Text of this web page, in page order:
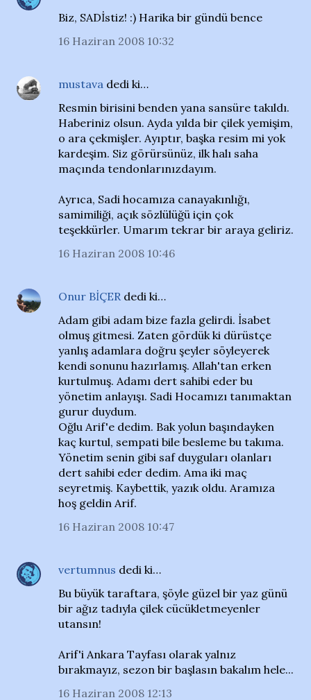
Biz, SADİstiz! :) Harika bir gündü bence
16 Haziran 2008 10:32
mustava dedi ki…
Resmin birisini benden yana sansüre takıldı.
Haberiniz olsun. Ayda yılda bir çilek yemişim,
o ara çekmişler. Ayıptır, başka resim mi yok
kardeşim. Siz görürsünüz, ilk halı saha
maçında tendonlarınızdayım.
Ayrıca, Sadi hocamıza canayakınlığı,
samimiliği, açık sözlülüğü için çok
teşekkürler. Umarım tekrar bir araya geliriz.
16 Haziran 2008 10:46
Onur BİÇER dedi ki…
Adam gibi adam bize fazla gelirdi. İsabet
olmuş gitmesi. Zaten gördük ki dürüstçe
yanlış adamlara doğru şeyler söyleyerek
kendi sonunu hazırlamış. Allah'tan erken
kurtulmuş. Adamı dert sahibi eder bu
yönetim anlayışı. Sadi Hocamızı tanımaktan
gurur duydum.
Oğlu Arif'e dedim. Bak yolun başındayken
kaç kurtul, sempati bile besleme bu takıma.
Yönetim senin gibi saf duyguları olanları
dert sahibi eder dedim. Ama iki maç
seyretmiş. Kaybettik, yazık oldu. Aramıza
hoş geldin Arif.
16 Haziran 2008 10:47
vertumnus dedi ki…
Bu büyük taraftara, şöyle güzel bir yaz günü
bir ağız tadıyla çilek cücükletmeyenler
utansın!
Arif'i Ankara Tayfası olarak yalnız
bırakmayız, sezon bir başlasın bakalım hele...
16 Haziran 2008 12:13